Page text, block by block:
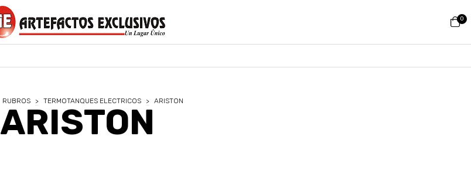
0
RUBROS > TERMOTANQUES ELECTRICOS > ARISTON
ARISTON